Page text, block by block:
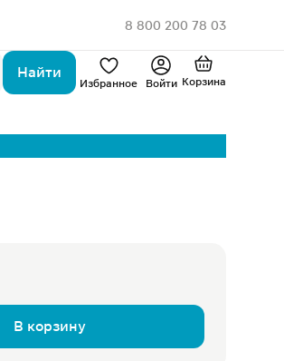
8 800 200 78 03
Найти
Избранное Войти Корзина
В корзину